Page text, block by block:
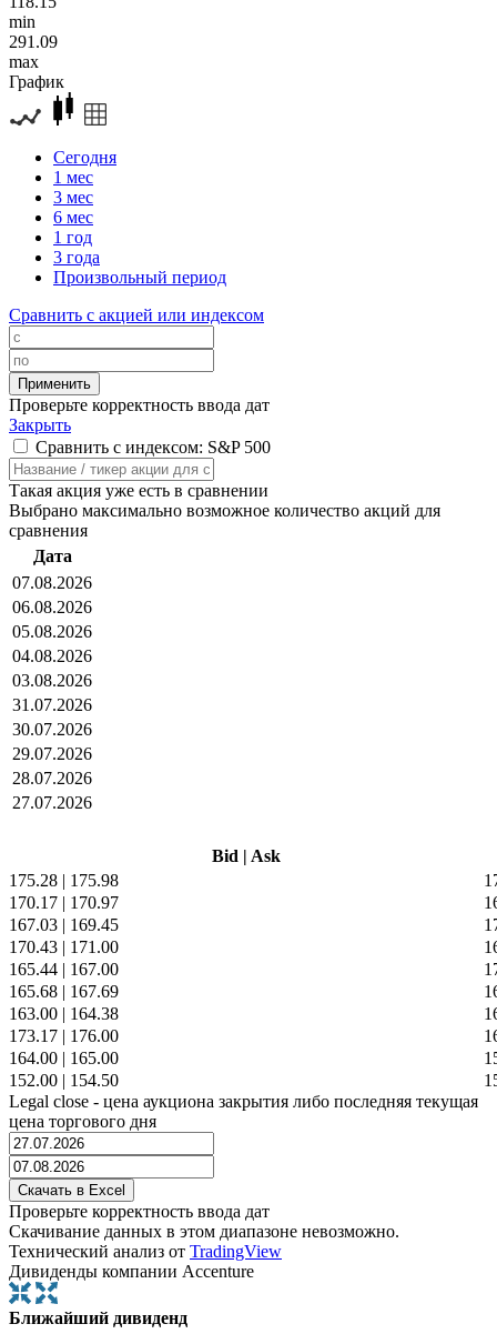
min
291.09
max
График
Сегодня
1 мес
3 мес
6 мес
1 год
3 года
Произвольный период
Сравнить с акцией или индексом
Проверьте корректность ввода дат
Закрыть
Сравнить с индексом: S&P 500
Такая акция уже есть в сравнении
Выбрано максимально возможное количество акций для
сравнения
Дата
07.08.2026
06.08.2026
05.08.2026
04.08.2026
03.08.2026
31.07.2026
30.07.2026
29.07.2026
28.07.2026
27.07.2026
Bid | Ask
175.28 | 175.98
170.17 | 170.97
167.03 | 169.45
170.43 | 171.00
165.44 | 167.00
165.68 | 167.69
163.00 | 164.38
173.17 | 176.00
164.00 | 165.00
152.00 | 154.50
Legal close - цена аукциона закрытия либо последняя текущая
цена торгового дня
Проверьте корректность ввода дат
Скачивание данных в этом диапазоне невозможно.
Технический анализ от TradingView
Дивиденды компании Accenture
Ближайший дивиденд